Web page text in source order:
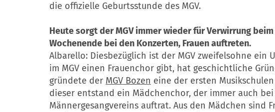
die offizielle Geburtsstunde des MGV.
Heute sorgt der MGV immer wieder für Verwirrung
Wochenende bei den Konzerten, Frauen auftreten.
Albarello: Diesbezüglich ist der MGV zweifelsohne ein
im MGV einen Frauenchor gibt, hat geschichtliche
gründete der MGV Bozen eine der ersten
dieser entstand ein Mädchenchor, der immer auch
Männergesangvereins auftrat. Aus den Mädchen sind